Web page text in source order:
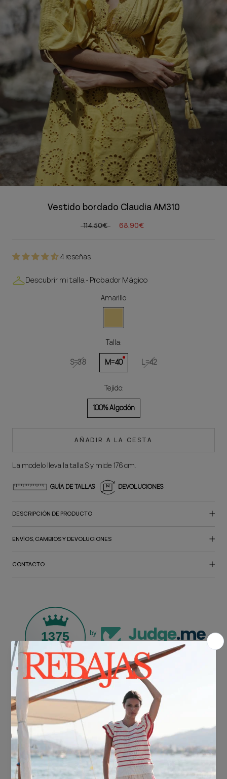
Vestido bordado Claudia AM310
114,50€ 68,90€
4 reseñas
Descubrir mi talla - Probador Mágico
Amarillo
Talla:
S=38
M=40 L=42
Tejido:
100% Algodón
AÑADIR A LA CESTA
La modelo lleva la talla S y mide 176 cm.
GUÍA DE TALLAS DEVOLUCIONES
DESCRIPCIÓN DE PRODUCTO
ENVÍOS, CAMBIOS Y DEVOLUCIONES
CONTACTO
1375 by
ENVÍO GRATIS*
En compras superiores a 30€.